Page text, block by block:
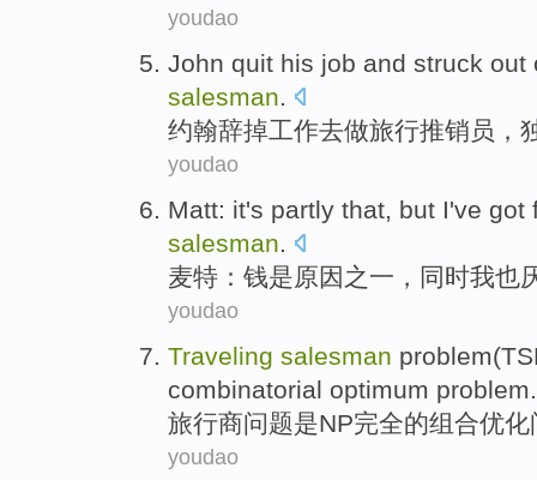
youdao
John quit his job and struck out
salesman.
约翰辞掉工作去做旅行推销员 ，
youdao
Matt: it's partly that, but I've got
salesman.
麦特 ： 钱是原因 之一， 同时我也
youdao
Traveling salesman problem
combinatorial optimum problem.
旅行商问题是NP完全的组合优化
youdao